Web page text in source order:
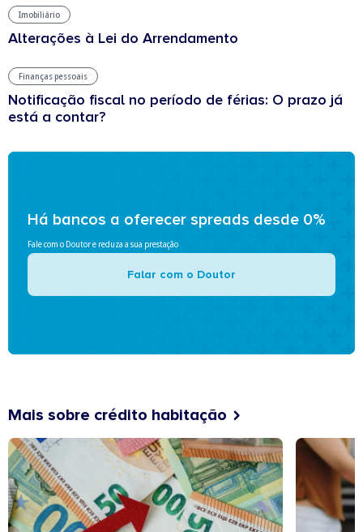
Imobiliário
Alterações à Lei do Arrendamento
Finanças pessoais
Notificação fiscal no período de férias: O prazo já
está a contar?
Há bancos a oferecer spreads desde 0%
Fale com o Doutor e reduza a sua prestação
Falar com o Doutor
Mais sobre crédito habitação